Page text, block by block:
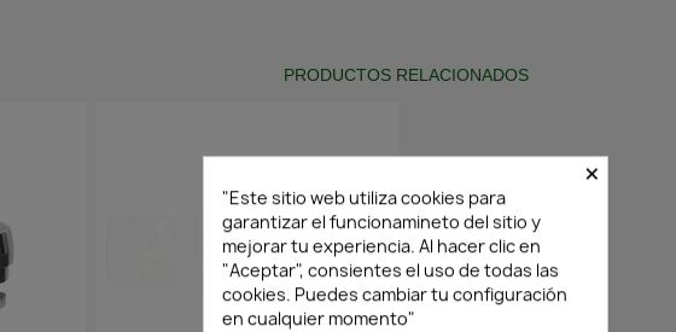
PRODUCTOS RELACIONADOS
×
"Este sitio web utiliza cookies para
garantizar el funcionamineto del sitio y
mejorar tu experiencia. Al hacer clic en
"Aceptar", consientes el uso de todas las
cookies. Puedes cambiar tu configuración
en cualquier momento"